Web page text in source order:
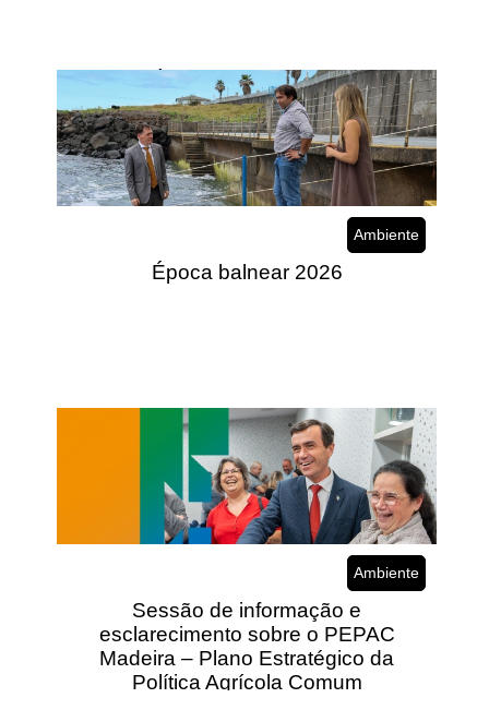
Época balnear 2026
Ambiente
Época balnear 2026
Sessão de informação e esclarecimento
sobre o PEPAC Madeira – Plano
Estratégico da Política Agrícola Comum
Ambiente
Sessão de informação e
esclarecimento sobre o PEPAC
Madeira – Plano Estratégico da
Política Agrícola Comum